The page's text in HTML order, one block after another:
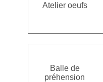
Atelier oeufs
Balle de
préhension